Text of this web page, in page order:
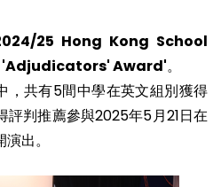
25 Hong Kong School
'Adjudicators' Award'。
，共有5間中學在英文組別獲得
評判推薦參與2025年5月21日在
出。